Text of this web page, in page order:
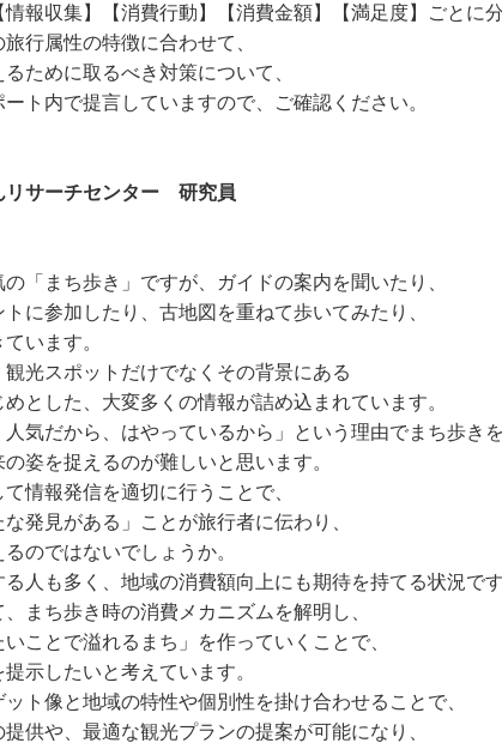
情報収集】【消費行動】【消費金額】【満足度】ごとに
行属性の特徴に合わせて、
ために取るべき対策について、
ト内で提言していますので、ご確認ください。
サーチセンター 研究員
「まち歩き」ですが、ガイドの案内を聞いたり、
に参加したり、古地図を重ねて歩いてみたり、
います。
光スポットだけでなくその背景にある
とした、大変多くの情報が詰め込まれています。
気だから、はやっているから」という理由でまち歩きを
姿を捉えるのが難しいと思います。
情報発信を適切に行うことで、
発見がある」ことが旅行者に伝わり、
のではないでしょうか。
人も多く、地域の消費額向上にも期待を持てる状況です
まち歩き時の消費メカニズムを解明し、
ことで溢れるまち」を作っていくことで、
示したいと考えています。
ト像と地域の特性や個別性を掛け合わせることで、
供や、最適な観光プランの提案が可能になり、